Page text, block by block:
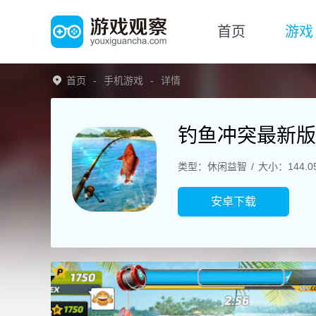
首页 游戏
首页 手机游戏 详情
钓鱼冲突最新版
类型：休闲益智 大小：
安卓下载